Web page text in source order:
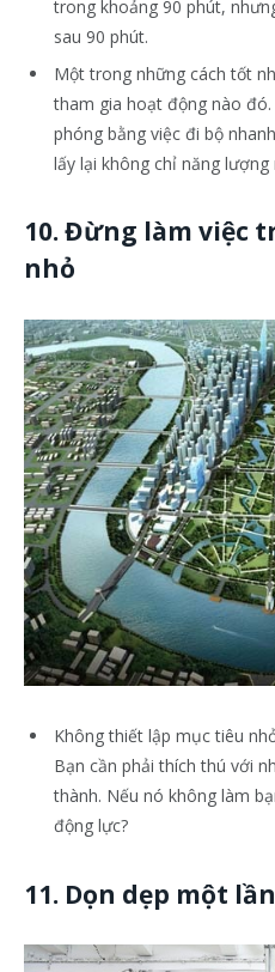
trong khoảng 90 phút,
sau 90 phút.
Một trong những cách tốt
tham gia hoạt động nào
phóng bằng việc đi bộ
lấy lại không chỉ năng
10. Đừng làm việc
nhỏ
Không thiết lập mục tiêu
Bạn cần phải thích thú với
thành. Nếu nó không làm
động lực?
11. Dọn dẹp một